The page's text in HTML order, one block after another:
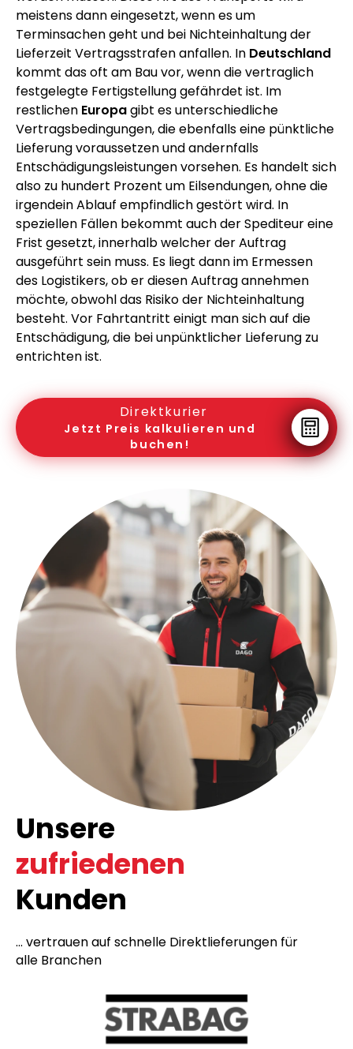
meistens dann eingesetzt, wenn es um
Terminsachen geht und bei Nichteinhaltung der
Lieferzeit Vertragsstrafen anfallen. In Deutschland
kommt das oft am Bau vor, wenn die vertraglich
festgelegte Fertigstellung gefährdet ist. Im
restlichen Europagibt es unterschiedliche
Vertragsbedingungen, die ebenfalls eine pünktliche
Lieferung voraussetzen und andernfalls
Entschädigungsleistungen vorsehen. Es handelt sich
also zu hundert Prozent um Eilsendungen, ohne die
irgendein Ablauf empfindlich gestört wird. In
speziellen Fällen bekommt auch der Spediteur eine
Frist gesetzt, innerhalb welcher der Auftrag
ausgeführt sein muss. Es liegt dann im Ermessen
des Logistikers, ob er diesen Auftrag annehmen
möchte, obwohl das Risiko der Nichteinhaltung
besteht. Vor Fahrtantritt einigt man sich auf die
Entschädigung, die bei unpünktlicher Lieferung zu
entrichten ist.
Direktkurier
Jetzt Preis kalkulieren und
buchen!
Unsere
zufriedenen
Kunden
... vertrauen auf schnelle Direktlieferungen für
alle Branchen